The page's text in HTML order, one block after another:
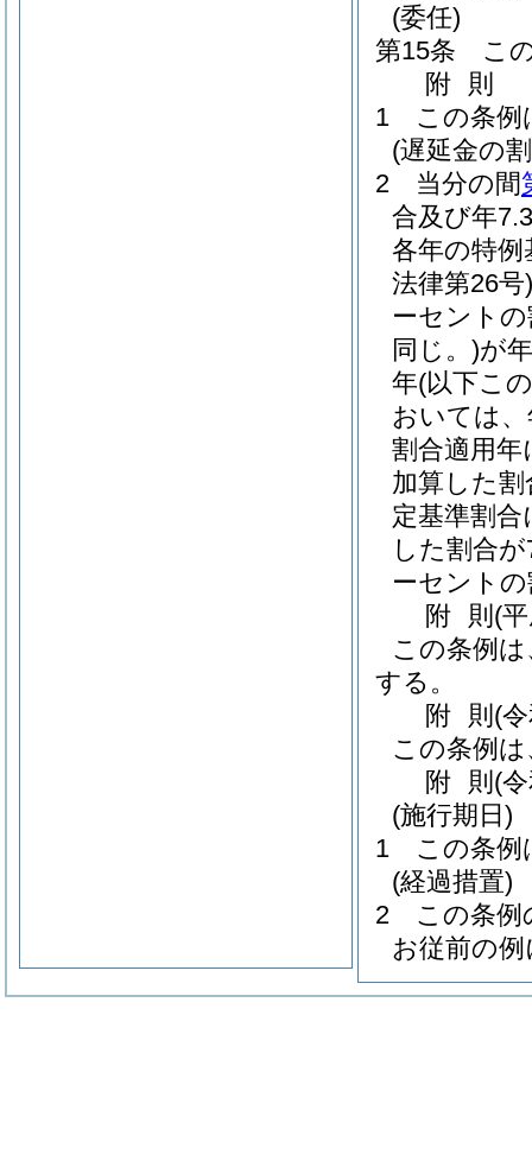
(委任)
第15条
こ
附 則
1
この条例
(遅延金の
2
当分の間
合及び年
各年の特例
法律第26号)
ーセント
同じ。)が
年(以下こ
おいては
割合適用
加算した
定基準割
した割合
ーセント
附 則 (
この条例
する。
附 則 (
この条例
附 則 (
(施行期日)
1
この条例
(経過措置)
2
この条
お従前の